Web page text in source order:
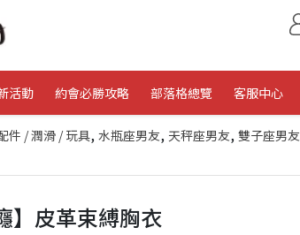
活動 約會必勝攻略 部落格總覽 客服中心
件 / 潤滑 / 玩具, 水瓶座男友, 天秤座男友, 雙子座男友
】皮革束縛胸衣